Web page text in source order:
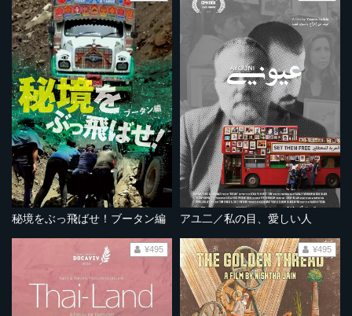
秘境をぶっ飛ばせ！ブータン編 アユ二／私の目、愛しい人
¥495 ¥495